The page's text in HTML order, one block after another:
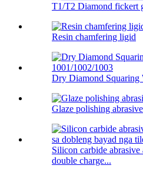
T1/T2 Diamond fickert
Resin chamfering ligid
Dry Diamond Squaring
Glaze polishing
Silicon carbide abrasive
double charge...